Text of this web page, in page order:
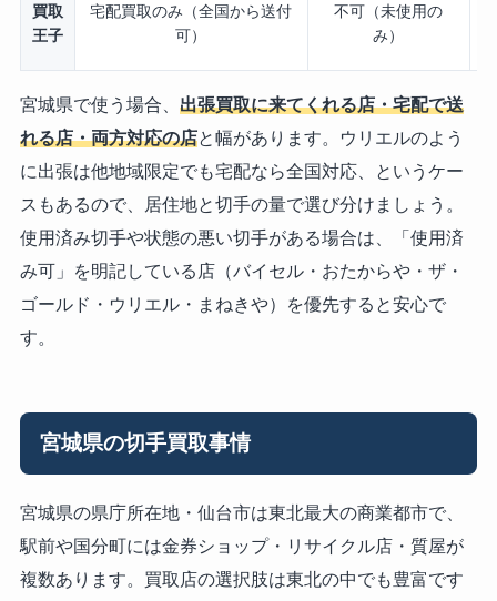
買取
王子
宅配買取のみ（全国から送付
可）
不可（未使用の
み）
宮城県で使う場合、 出張買取に来てくれる店・宅配で送
れる店・両方対応の店と幅があります。ウリエルのよう
に出張は他地域限定でも宅配なら全国対応、というケー
スもあるので、居住地と切手の量で選び分けましょう。
使用済み切手や状態の悪い切手がある場合は、「使用済
み可」を明記している店（バイセル・おたからや・ザ・
ゴールド・ウリエル・まねきや）を優先すると安心で
す。
宮城県の切手買取事情
宮城県の県庁所在地・仙台市は東北最大の商業都市で、
駅前や国分町には金券ショップ・リサイクル店・質屋が
複数あります。買取店の選択肢は東北の中でも豊富です